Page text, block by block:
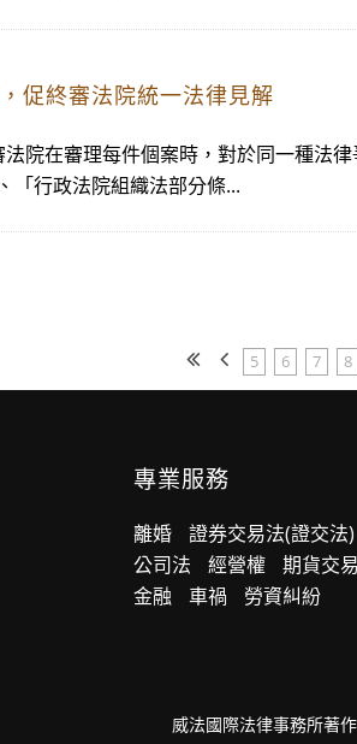
促終審法院統一法律見解
院在審理每件個案時，對於同一種法
「行政法院組織法部分條...
5 6 7 8
專業服務
離婚 證券交易法(證交法)
公司法
經營權
期貨交
金融
車禍 勞資糾紛
威法國際法律事務所著